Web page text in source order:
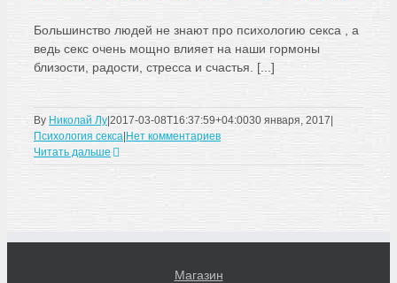
Большинство людей не знают про психологию секса , а
ведь секс очень мощно влияет на наши гормоны
близости, радости, стресса и счастья. [...]
By Николай Лу 2017-03-08T16:37:59+04:0030 января, 2017
Психология секса Нет комментариев
Читать дальше
Магазин